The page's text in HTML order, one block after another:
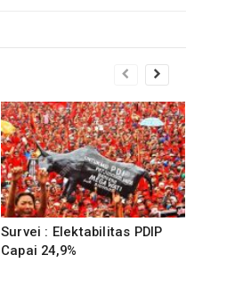
Survei : Elektabilitas PDIP
Capai 24,9%